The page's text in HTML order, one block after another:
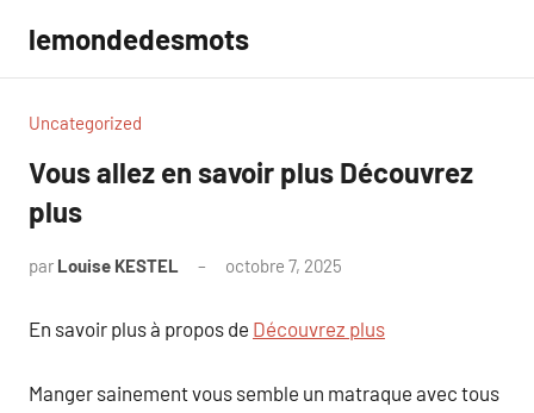
contenu
lemondedesmots
Uncategorized
Vous allez en savoir plus Découvrez
plus
par Louise KESTEL octobre 7, 2025
En savoir plus à propos de Découvrez plus
Manger sainement vous semble un matraque avec tous